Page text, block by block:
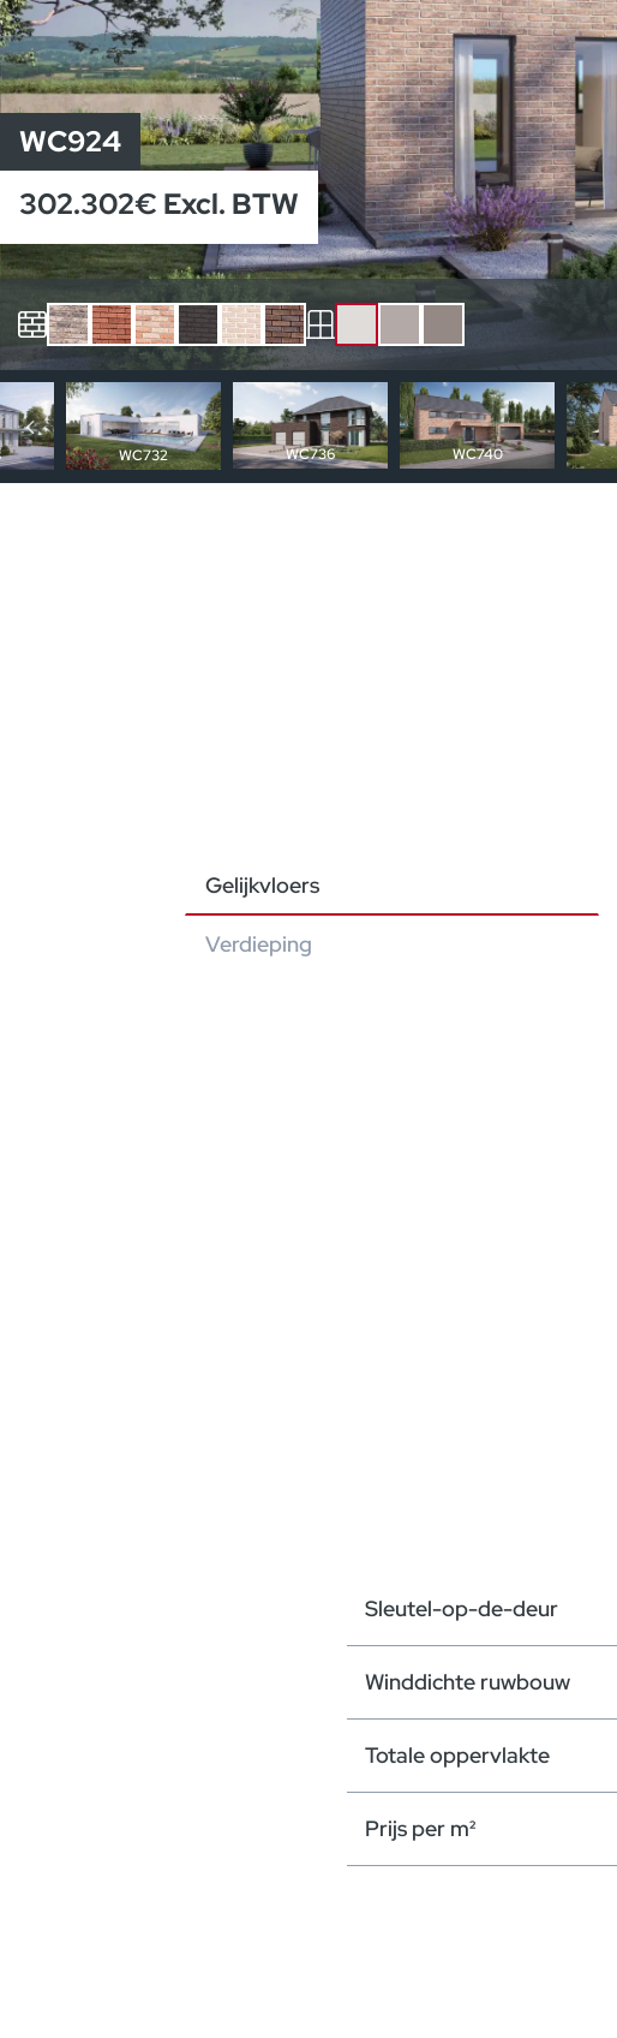
WC924
302.302€ Excl. BTW
Andere huizen
WC732 WC736 WC740
Gelijkvloers
Verdieping
Sleutel-op-de-deur
Winddichte ruwbouw
Totale oppervlakte
Prijs per m²